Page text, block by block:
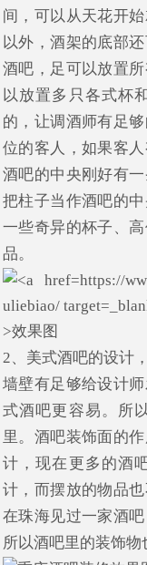
间，可以从天花开
以外，酒架的底部
酒吧，足可以放置
以放置多只各式杯
的，让调酒师有足
位的客人，如果客
酒吧的中央刚好有
把柱子当作酒吧的
一些奇异的杯子、
品。
2、美式酒吧的设计
墙壁有足够给设计
式酒吧更容易。所
里。酒吧装饰面的
计，现在更多的酒
计，而摆放的物品
在珠海见过一家酒
所以酒吧里的装饰物